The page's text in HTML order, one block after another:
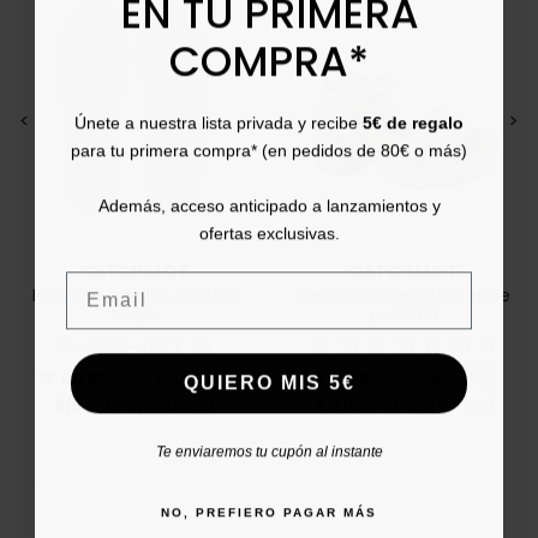
< >
CATCHALOT
Plantillas de alto confort
Maya
35-3839-4243-46
Precio
12,00 € Precio base-20%
5/5star
< >
CATCHALOT
Sandalias metalizadas de
35 36 37 38 39
Precio
42,00 € Precio base-16%
(4 opiniones)
EN TU PRIMERA
COMPRA*
Únete a nuestra lista privada y recibe 5€ de regalo
para tu primera compra* (en pedidos de 80€ o más)
Además, acceso anticipado a lanzamientos y
ofertas exclusivas.
Email
QUIERO MIS 5€
Te enviaremos tu cupón al instante
NO, PREFIERO PAGAR MÁS